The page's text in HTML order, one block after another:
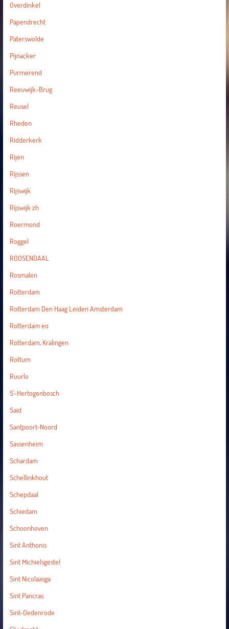
Overdinkel
Papendrecht
Paterswolde
Pijnacker
Purmerend
Reeuwijk-Brug
Reusel
Rheden
Ridderkerk
Rijen
Rijssen
Rijswijk
Rijswijk zh
Roermond
Roggel
ROOSENDAAL
Rosmalen
Rotterdam
Rotterdam Den Haag Leiden Amsterdam
Rotterdam eo
Rotterdam, Kralingen
Rottum
Ruurlo
S'-Hertogenbosch
Said
Santpoort-Noord
Sassenheim
Schardam
Schellinkhout
Schepdaal
Schiedam
Schoonhoven
Sint Anthonis
Sint Michielsgestel
Sint Nicolaasga
Sint Pancras
Sint-Oedenrode